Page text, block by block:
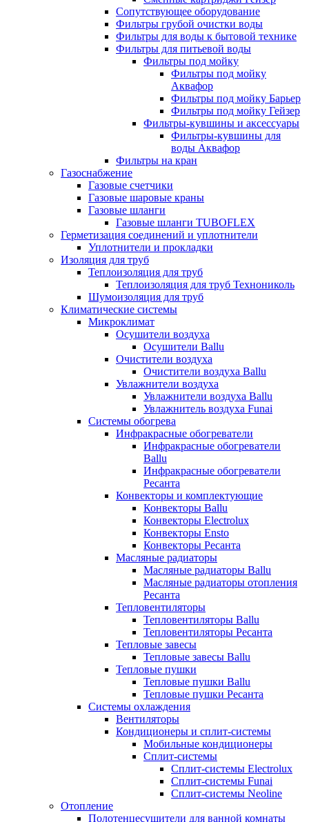
Сопутствующее оборудование
Фильтры грубой очистки воды
Фильтры для воды к бытовой технике
Фильтры для питьевой воды
Фильтры под мойку
Фильтры под мойку
Аквафор
Фильтры под мойку Барьер
Фильтры под мойку Гейзер
Фильтры-кувшины и аксессуары
Фильтры-кувшины для
воды Аквафор
Фильтры на кран
Газоснабжение
Газовые счетчики
Газовые шаровые краны
Газовые шланги
Газовые шланги TUBOFLEX
Герметизация соединений и уплотнители
Уплотнители и прокладки
Изоляция для труб
Теплоизоляция для труб
Теплоизоляция для труб Технониколь
Шумоизоляция для труб
Климатические системы
Микроклимат
Осушители воздуха
Осушители Ballu
Очистители воздуха
Очистители воздуха Ballu
Увлажнители воздуха
Увлажнители воздуха Ballu
Увлажнитель воздуха Funai
Системы обогрева
Инфракрасные обогреватели
Инфракрасные обогреватели
Ballu
Инфракрасные обогреватели
Ресанта
Конвекторы и комплектующие
Конвекторы Ballu
Конвекторы Electrolux
Конвекторы Ensto
Конвекторы Ресанта
Масляные радиаторы
Масляные радиаторы Ballu
Масляные радиаторы отопления
Ресанта
Тепловентиляторы
Тепловентиляторы Ballu
Тепловентиляторы Ресанта
Тепловые завесы
Тепловые завесы Ballu
Тепловые пушки
Тепловые пушки Ballu
Тепловые пушки Ресанта
Системы охлаждения
Вентиляторы
Кондиционеры и сплит-системы
Мобильные кондиционеры
Сплит-системы
Сплит-системы Electrolux
Сплит-системы Funai
Сплит-системы Neoline
Отопление
Полотенцесушители для ванной комнаты